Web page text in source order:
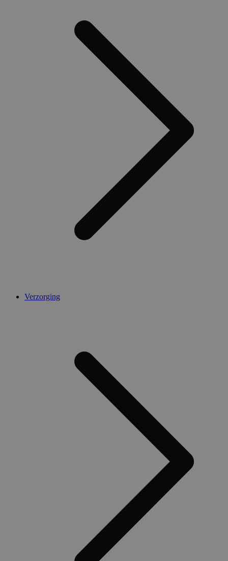
Verzorging